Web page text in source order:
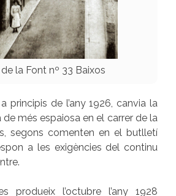
de la Font nº 33 Baixos
principis de l’any 1926, canvia la
més espaiosa en el carrer de la
segons comenten en el butlletí
a les exigències del continu
produeix l’octubre l’any 1928